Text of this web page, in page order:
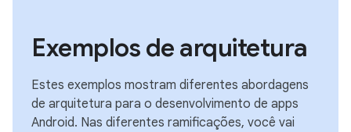
Exemplos de arquitetura
Estes exemplos mostram diferentes abordagens
de arquitetura para o desenvolvimento de apps
Android. Nas diferentes ramificações, você vai